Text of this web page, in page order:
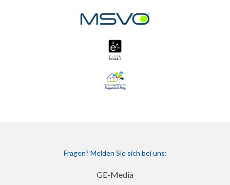
Fragen? Melden Sie sich bei uns:
GE-Media